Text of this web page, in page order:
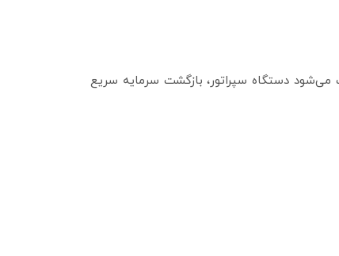
دستگاه سپراتور، بازگشت سرمایه سریع